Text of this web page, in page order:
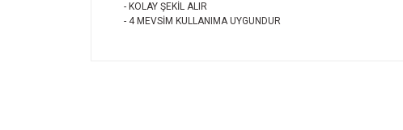
- KOLAY ŞEKİL ALIR
- 4 MEVSİM KULLANIMA UYGUNDUR